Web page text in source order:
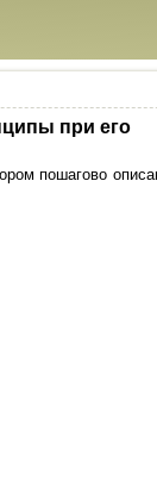
при его
пошагово